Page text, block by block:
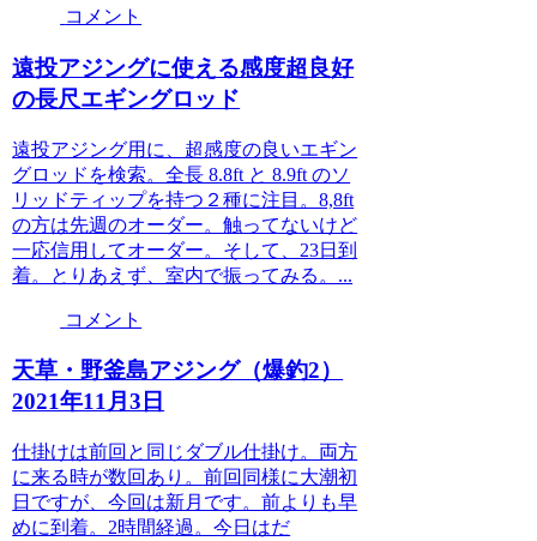
コメント
遠投アジングに使える感度超良好
の長尺エギングロッド
遠投アジング用に、超感度の良いエギン
グロッドを検索。全長 8.8ft と 8.9ft のソ
リッドティップを持つ２種に注目。8,8ft
の方は先週のオーダー。触ってないけど
一応信用してオーダー。そして、23日到
着。とりあえず、室内で振ってみる。...
コメント
天草・野釜島アジング（爆釣2）
2021年11月3日
仕掛けは前回と同じダブル仕掛け。両方
に来る時が数回あり。前回同様に大潮初
日ですが、今回は新月です。前よりも早
めに到着。2時間経過。今日はだ